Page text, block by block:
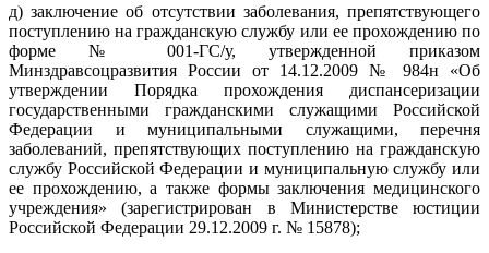
д) заключение об отсутствии заболевания, препятствующего
поступлению на гражданскую службу или ее прохождению по
форме № 001-ГС/у, утвержденной приказом
Минздравсоцразвития России от 14.12.2009 № 984н «Об
утверждении Порядка прохождения диспансеризации
государственными гражданскими служащими Российской
Федерации и муниципальными служащими, перечня
заболеваний, препятствующих поступлению на гражданскую
службу Российской Федерации и муниципальную службу или
ее прохождению, а также формы заключения медицинского
учреждения» (зарегистрирован в Министерстве юстиции
Российской Федерации 29.12.2009 г. № 15878);